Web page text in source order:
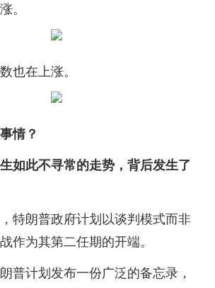
。
也在上涨。
情？
如此不寻常的走势，背后发生了
特朗普政府计划以谈判模式而非
作为其第二任期的开端。
普计划发布一份广泛的备忘录，